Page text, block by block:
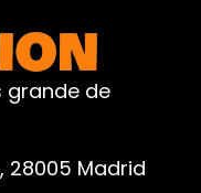
grande de
28005 Madrid